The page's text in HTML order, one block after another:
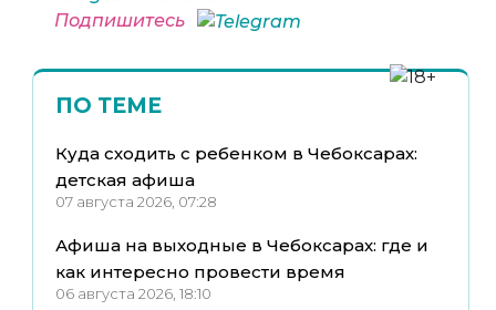
Подпишитесь
ПО ТЕМЕ
Куда сходить с ребенком в Чебоксарах:
детская афиша
07 августа 2026, 07:28
Афиша на выходные в Чебоксарах: где и
как интересно провести время
06 августа 2026, 18:10